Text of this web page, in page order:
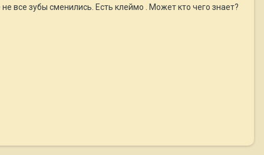
все зубы сменились. Есть клеймо . Может кто чего знает?